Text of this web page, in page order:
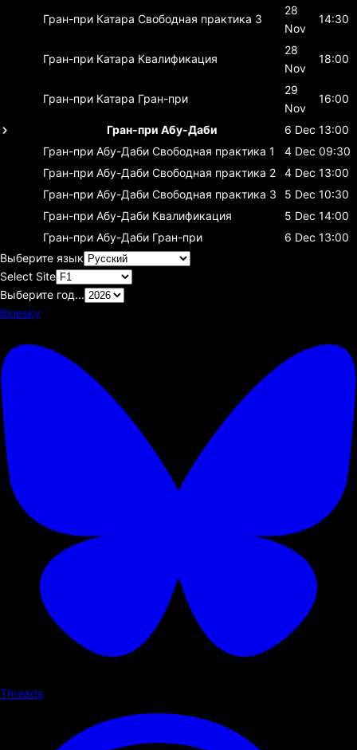
Гран-при Катара Свободная практика 3
28
Nov
14:30
Гран-при Катара Квалификация
28
Nov
18:00
Гран-при Катара Гран-при
29
Nov
16:00
Гран-при Абу-Даби 6 Dec 13:00
Гран-при Абу-Даби Свободная практика 1 4 Dec 09:30
Гран-при Абу-Даби Свободная практика 2 4 Dec 13:00
Гран-при Абу-Даби Свободная практика 3 5 Dec 10:30
Гран-при Абу-Даби Квалификация 5 Dec 14:00
Гран-при Абу-Даби Гран-при 6 Dec 13:00
Выберите язык
Select Site
Выберите год...
Bluesky
Threads